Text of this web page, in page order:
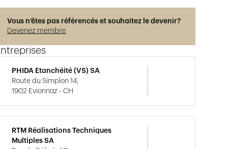
Vous n’êtes pas référencés et souhaitez le devenir?
Devenez membre
PHIDA Etanchéité (VS) SA
Route du Simplon 14,
1902 Evionnaz - CH
RTM Réalisations Techniques
Multiples SA